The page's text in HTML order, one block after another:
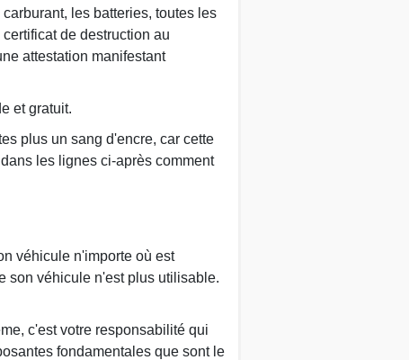
les batteries, toutes les
de destruction au
attestation manifestant
et gratuit.
plus un sang d'encre, car cette
les lignes ci-après comment
véhicule n'importe où est
son véhicule n'est plus utilisable.
c'est votre responsabilité qui
fondamentales que sont le